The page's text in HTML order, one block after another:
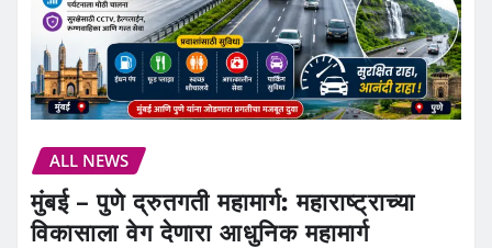
ALL NEWS
मुंबई – पुणे द्रुतगती महामार्ग: महाराष्ट्राच्या
विकासाला वेग देणारा आधुनिक महामार्ग